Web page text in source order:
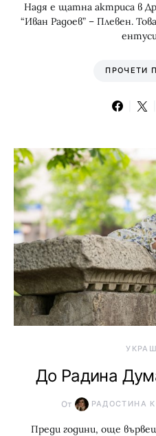
Надя е щатна актриса в
“Иван Радоев” – Плевен.
ПРОЧЕТИ
До Радина
От РАДОСТИНА
Преди години, още